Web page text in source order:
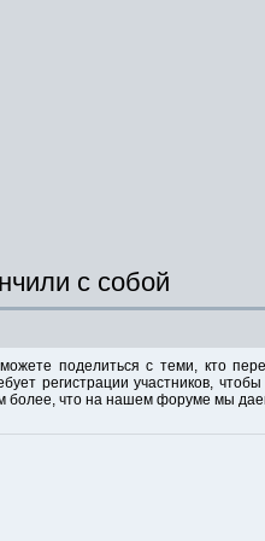
с собой
поделиться с теми, кто
регистрации участников,
что на нашем форуме мы